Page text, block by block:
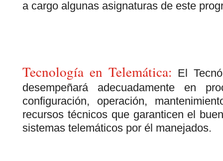
a cargo algunas asignaturas de este
Tecnología en Telemática: El
desempeñará adecuadamente en
configuración, operación,
recursos técnicos que garanticen el
sistemas telemáticos por él manejados.